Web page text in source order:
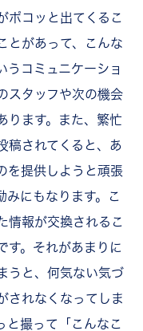
ポコッと出てくるこ
とがあって、こんな
うコミュニケーショ
スタッフや次の機会
ります。また、繁忙
稿されてくると、あ
を提供しようと頑張
みにもなります。こ
情報が交換されるこ
す。それがあまりに
うと、何気ない気づ
されなくなってしま
と撮って「こんなこ